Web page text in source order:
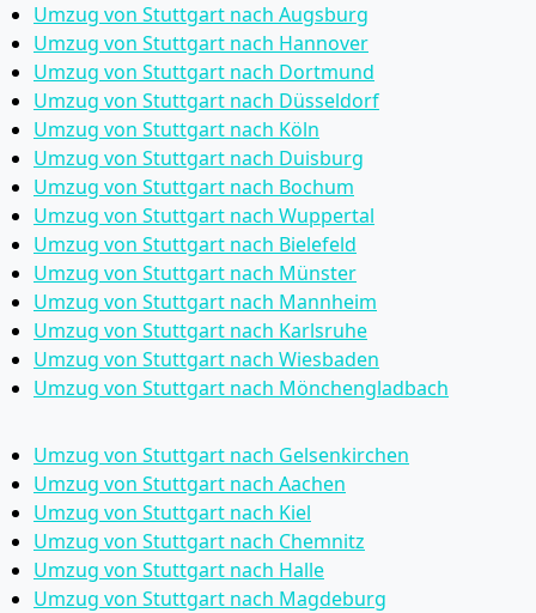
Umzug von Stuttgart nach Augsburg
Umzug von Stuttgart nach Hannover
Umzug von Stuttgart nach Dortmund
Umzug von Stuttgart nach Düsseldorf
Umzug von Stuttgart nach Köln
Umzug von Stuttgart nach Duisburg
Umzug von Stuttgart nach Bochum
Umzug von Stuttgart nach Wuppertal
Umzug von Stuttgart nach Bielefeld
Umzug von Stuttgart nach Münster
Umzug von Stuttgart nach Mannheim
Umzug von Stuttgart nach Karlsruhe
Umzug von Stuttgart nach Wiesbaden
Umzug von Stuttgart nach Mönchen­gladbach
Umzug von Stuttgart nach Gelsenkirchen
Umzug von Stuttgart nach Aachen
Umzug von Stuttgart nach Kiel
Umzug von Stuttgart nach Chemnitz
Umzug von Stuttgart nach Halle
Umzug von Stuttgart nach Magdeburg